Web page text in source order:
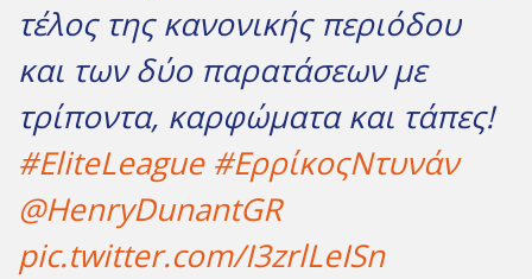
τέλος της κανονικής περιόδου
και των δύο παρατάσεων με
τρίποντα, καρφώματα και τάπες!
#EliteLeague #ΕρρίκοςΝτυνάν
@HenryDunantGR
pic.twitter.com/I3zrlLeISn